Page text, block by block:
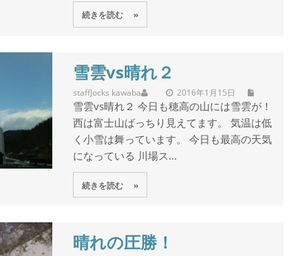
続きを読む »
雪雲vs晴れ２
staff 2016年1月15日
Jocks kawaba
雪雲vs晴れ２ 今日も穂高の山には雪雲が！
西は富士山ばっちり見えてます。 気温は低
く小雪は舞っています。 今日も最高の天気
になっている 川場ス...
続きを読む »
晴れの圧勝！